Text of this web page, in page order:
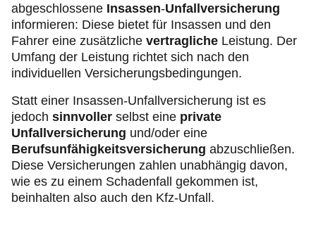
abgeschlossene Insassen-Unfallversicherung
informieren: Diese bietet für Insassen und den
Fahrer eine zusätzliche vertragliche Leistung. Der
Umfang der Leistung richtet sich nach den
individuellen Versicherungsbedingungen.
Statt einer Insassen-Unfallversicherung ist es
jedoch sinnvoller selbst eine private
Unfallversicherung und/oder eine
Berufsunfähigkeitsversicherung abzuschließen.
Diese Versicherungen zahlen unabhängig davon,
wie es zu einem Schadenfall gekommen ist,
beinhalten also auch den Kfz-Unfall.